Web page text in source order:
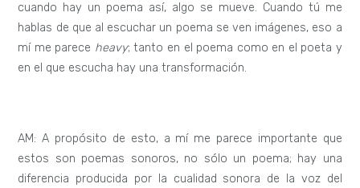
cuando hay un poema así, algo se mueve. Cuando tú me
hablas de que al escuchar un poema se ven imágenes, eso a
mí me parece heavy; tanto en el poema como en el poeta y
en el que escucha hay una transformación.
AM: A propósito de esto, a mí me parece importante que
estos son poemas sonoros, no sólo un poema; hay una
diferencia producida por la cualidad sonora de la voz del